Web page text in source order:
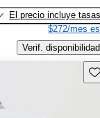
El precio incluye tasas
$272/mes
Verif. disponibilidad